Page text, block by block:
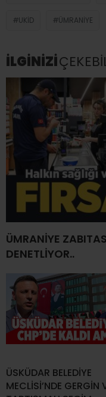
UKİD ÜMRANIYE
İLGİNİZİ
ÜMRANİYE
DENETLİYOR..
ÜSKÜDAR BELEDİYE
MECLİSİ’NDE GERGİN